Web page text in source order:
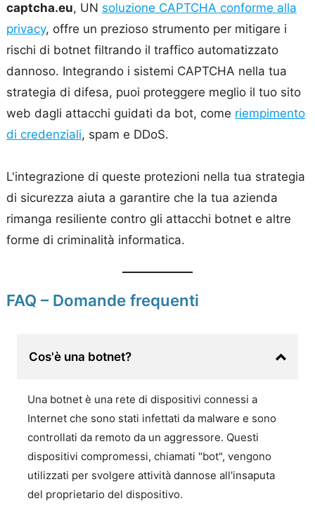
captcha.eu, UN soluzione CAPTCHA conforme alla
privacy, offre un prezioso strumento per mitigare i
rischi di botnet filtrando il traffico automatizzato
dannoso. Integrando i sistemi CAPTCHA nella tua
strategia di difesa, puoi proteggere meglio il tuo sito
web dagli attacchi guidati da bot, come riempimento
di credenziali, spam e DDoS.
L'integrazione di queste protezioni nella tua strategia
di sicurezza aiuta a garantire che la tua azienda
rimanga resiliente contro gli attacchi botnet e altre
forme di criminalità informatica.
FAQ – Domande frequenti
Cos'è una botnet?
Una botnet è una rete di dispositivi connessi a
Internet che sono stati infettati da malware e sono
controllati da remoto da un aggressore. Questi
dispositivi compromessi, chiamati "bot", vengono
utilizzati per svolgere attività dannose all'insaputa
del proprietario del dispositivo.